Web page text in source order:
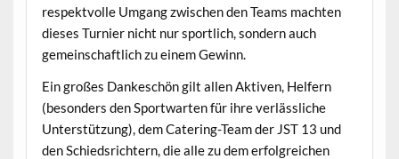
respektvolle Umgang zwischen den Teams machten
dieses Turnier nicht nur sportlich, sondern auch
gemeinschaftlich zu einem Gewinn.
Ein großes Dankeschön gilt allen Aktiven, Helfern
(besonders den Sportwarten für ihre verlässliche
Unterstützung), dem Catering-Team der JST 13 und
den Schiedsrichtern, die alle zu dem erfolgreichen